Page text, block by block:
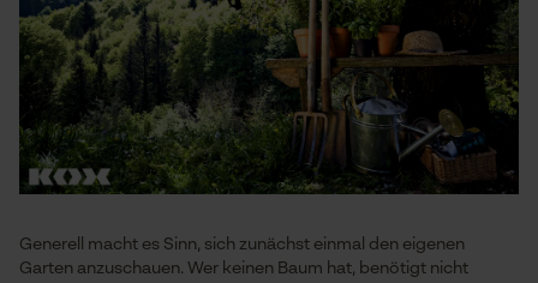
Generell macht es Sinn, sich zunächst einmal den eigenen
Garten anzuschauen. Wer keinen Baum hat, benötigt nicht